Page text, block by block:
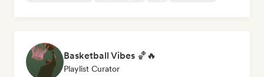
Basketball Vibes 🏀🔥
Playlist Curator